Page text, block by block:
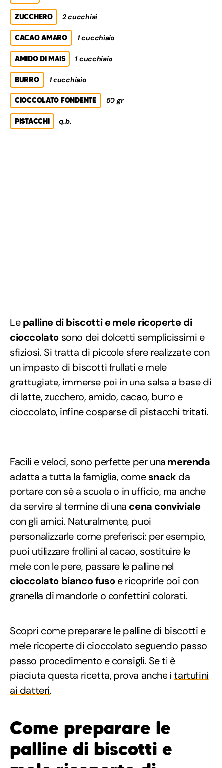
ZUCCHERO 2 cucchiai
CACAO AMARO 1 cucchiaio
AMIDO DI MAIS 1 cucchiaio
BURRO 1 cucchiaio
CIOCCOLATO FONDENTE 50 gr
PISTACCHI q.b.
Lepalline di biscotti e mele ricoperte di
cioccolato sono dei dolcetti semplicissimi e
sfiziosi. Si tratta di piccole sfere realizzate con
un impasto di biscotti frullati e mele
grattugiate, immerse poi in una salsa a base di
di latte, zucchero, amido, cacao, burro e
cioccolato, infine cosparse di pistacchi tritati.
Facili e veloci, sono perfette per una merenda
adatta a tutta la famiglia, comesnack da
portare con sé a scuola o in ufficio, ma anche
da servire al termine di una cena conviviale
con gli amici. Naturalmente, puoi
personalizzarle come preferisci: per esempio,
puoi utilizzare frollini al cacao, sostituire le
mele con le pere, passare le palline nel
cioccolato bianco fusoe ricoprirle poi con
granella di mandorle o confettini colorati.
Scopri come preparare le palline di biscotti e
mele ricoperte di cioccolato seguendo passo
passo procedimento e consigli. Se ti è
piaciuta questa ricetta, prova anche itartufini
ai datteri.
Come preparare le
palline di biscotti e